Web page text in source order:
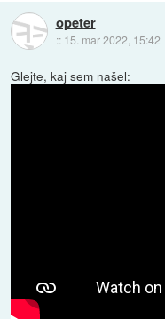
opeter
:: 15. mar 2022, 15:42
Glejte, kaj sem našel: